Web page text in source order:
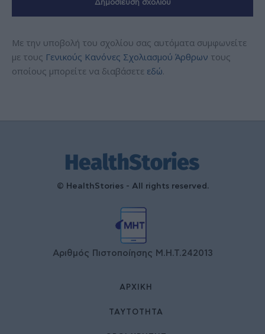
Με την υποβολή του σχολίου σας αυτόματα συμφωνείτε
με τους Γενικούς Κανόνες Σχολιασμού Άρθρων τους
οποίους μπορείτε να διαβάσετε εδώ.
© HealthStories - All rights reserved.
Αριθμός Πιστοποίησης Μ.Η.Τ.242013
ΑΡΧΙΚΉ
ΤΑΥΤΌΤΗΤΑ